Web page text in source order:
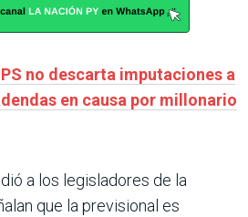
no descarta imputaciones a
en causa por millonario
a los legisladores de la
que la previsional es